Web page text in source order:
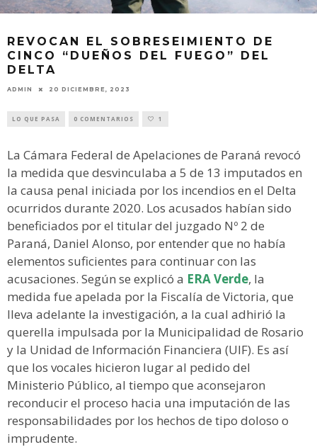
REVOCAN EL SOBRESEIMIENTO DE
CINCO “DUEÑOS DEL FUEGO” DEL
DELTA
ADMIN 20 DICIEMBRE, 2023
LO QUE PASA 0 COMENTARIOS 1
La Cámara Federal de Apelaciones de Paraná revocó
la medida que desvinculaba a 5 de 13 imputados en
la causa penal iniciada por los incendios en el Delta
ocurridos durante 2020. Los acusados habían sido
beneficiados por el titular del juzgado Nº 2 de
Paraná, Daniel Alonso, por entender que no había
elementos suficientes para continuar con las
acusaciones. Según se explicó a ERA Verde, la
medida fue apelada por la Fiscalía de Victoria, que
lleva adelante la investigación, a la cual adhirió la
querella impulsada por la Municipalidad de Rosario
y la Unidad de Información Financiera (UIF). Es así
que los vocales hicieron lugar al pedido del
Ministerio Público, al tiempo que aconsejaron
reconducir el proceso hacia una imputación de las
responsabilidades por los hechos de tipo doloso o
imprudente.